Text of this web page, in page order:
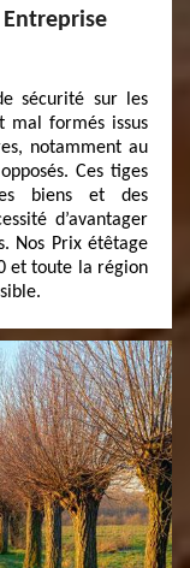
Entreprise
sécurité sur les
mal formés issus
notamment au
Ces tiges
biens et des
d’avantager
Nos Prix étêtage
et toute la région